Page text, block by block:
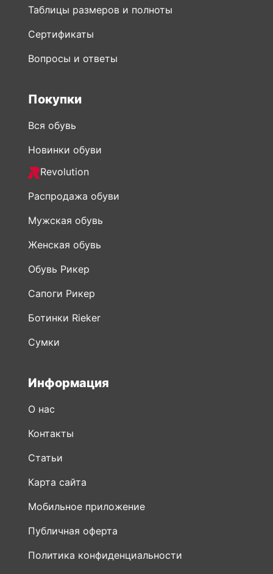
Вопросы и ответы
Новинки обуви
Revolution
Распродажа обуви
Мужская обувь
Женская обувь
Обувь Рикер
Сапоги Рикер
Ботинки Rieker
Сумки
Контакты
Статьи
Карта сайта
Мобильное приложение
Публичная оферта
Политика конфиденциальности
Видео о Rieker
Новости